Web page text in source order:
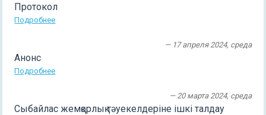
Протокол
Подробнее
— 17 апреля 2024, среда
Анонс
Подробнее
— 20 марта 2024, среда
Сыбайлас жемқорлық тәуекелдеріне ішкі талдау